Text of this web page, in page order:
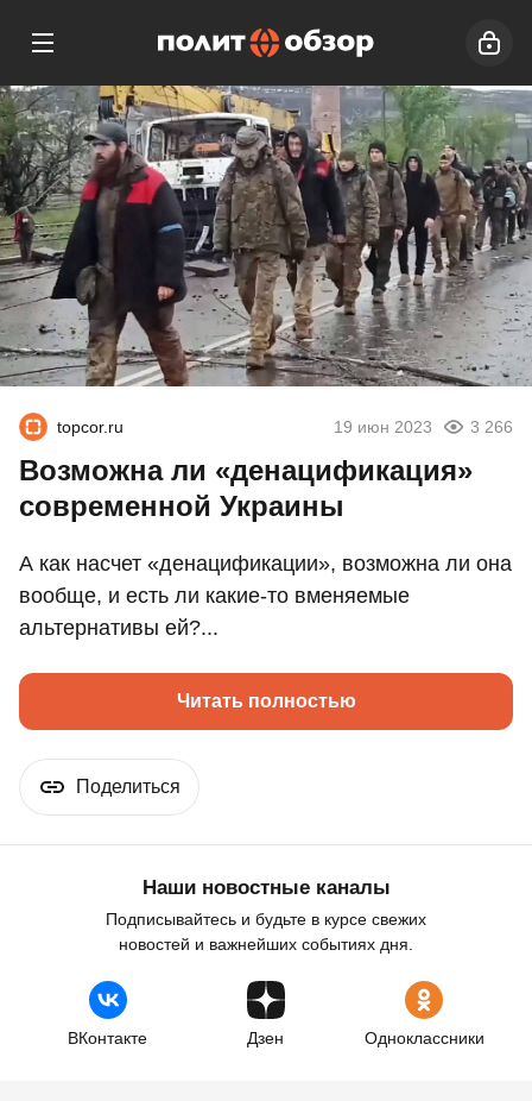
topcor.ru 19 июн 2023 3 266
Возможна ли «денацификация»
современной Украины
А как насчет «денацификации», возможна ли она
вообще, и есть ли какие-то вменяемые
альтернативы ей?...
Читать полностью
Поделиться
Наши новостные каналы
Подписывайтесь и будьте в курсе свежих
новостей и важнейших событиях дня.
ВКонтакте Дзен Одноклассники